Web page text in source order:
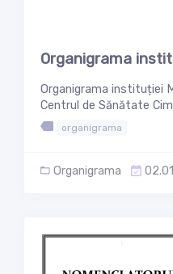
Organigrama
Organigrama instituției
Centrul de Sănătate
organigrama
Organigrama